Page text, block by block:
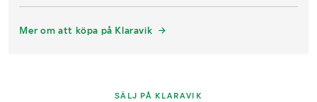
Mer om att köpa på Klaravik
SÄLJ PÅ KLARAVIK